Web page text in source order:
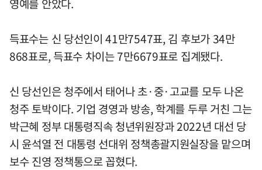
득표수는 신 당선인이 41만7547표, 김 후보가 34만
868표로, 득표수 차이는 7만6679표로 집계됐다.
신 당선인은 청주에서 태어나 초·중·고교를 모두 나온
청주 토박이다. 기업 경영과 방송, 학계를 두루 거친 그는
박근혜 정부 대통령직속 청년위원장과 2022년 대선 당
시 윤석열 전 대통령 선대위 정책총괄지원실장을 맡으며
보수 진영 정책통으로 꼽혔다.